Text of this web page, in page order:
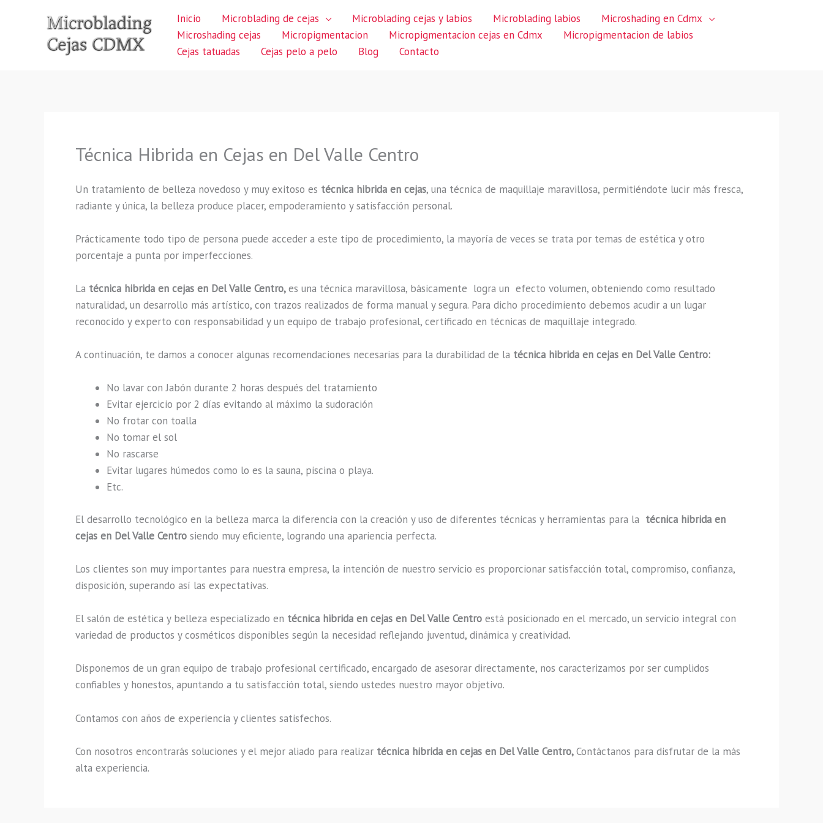
Inicio Microblading de cejas Microblading cejas y labios Microblading labios
Microshading en Cdmx
Microshading cejas
Micropigmentacion Micropigmentacion cejas en Cdmx
Micropigmentacion de labios
Cejas tatuadas
Cejas pelo a pelo Blog Contacto
Técnica Hibrida en Cejas en Del Valle Centro
Un tratamiento de belleza novedoso y muy exitoso es técnica hibrida en cejas, una técnica de maquillaje maravillosa, permitiéndote lucir más fresca,
radiante y única, la belleza produce placer, empoderamiento y satisfacción personal.
Prácticamente todo tipo de persona puede acceder a este tipo de procedimiento, la mayoría de veces se trata por temas de estética y otro
porcentaje a punta por imperfecciones.
La técnica hibrida en cejas en Del Valle Centro,es una técnica maravillosa, básicamente logra un efecto volumen, obteniendo como resultado
naturalidad, un desarrollo más artístico, con trazos realizados de forma manual y segura. Para dicho procedimiento debemos acudir a un lugar
reconocido y experto con responsabilidad y un equipo de trabajo profesional, certificado en técnicas de maquillaje integrado.
A continuación, te damos a conocer algunas recomendaciones necesarias para la durabilidad de la técnica hibrida en cejas en Del Valle Centro:
No lavar con Jabón durante 2 horas después del tratamiento
Evitar ejercicio por 2 días evitando al máximo la sudoración
No frotar con toalla
No tomar el sol
No rascarse
Evitar lugares húmedos como lo es la sauna, piscina o playa.
Etc.
El desarrollo tecnológico en la belleza marca la diferencia con la creación y uso de diferentes técnicas y herramientas para la técnica hibrida en
cejas en Del Valle Centro siendo muy eficiente, logrando una apariencia perfecta.
Los clientes son muy importantes para nuestra empresa, la intención de nuestro servicio es proporcionar satisfacción total, compromiso, confianza,
disposición, superando así las expectativas.
El salón de estética y belleza especializado en técnica hibrida en cejas en Del Valle Centro está posicionado en el mercado, un servicio integral con
variedad de productos y cosméticos disponibles según la necesidad reflejando juventud, dinámica y creatividad.
Disponemos de un gran equipo de trabajo profesional certificado, encargado de asesorar directamente, nos caracterizamos por ser cumplidos
confiables y honestos, apuntando a tu satisfacción total, siendo ustedes nuestro mayor objetivo.
Contamos con años de experiencia y clientes satisfechos.
Con nosotros encontrarás soluciones y el mejor aliado para realizar técnica hibrida en cejas en Del Valle Centro,Contáctanos para disfrutar de la más
alta experiencia.